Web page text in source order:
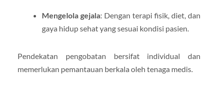
Mengelola gejala: Dengan terapi fisik, diet, dan
gaya hidup sehat yang sesuai kondisi pasien.
Pendekatan pengobatan bersifat individual dan
memerlukan pemantauan berkala oleh tenaga medis.